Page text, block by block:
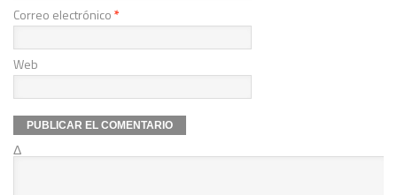
Correo electrónico*
Web
Δ